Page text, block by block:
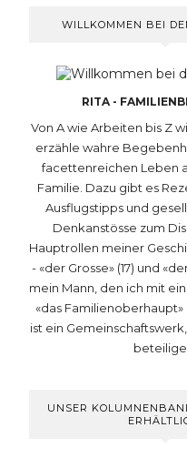
WILLKOMMEN BEI
RITA -
Von A wie Arbeiten bis Z
erzähle wahre
facettenreichen Leben
Familie. Dazu gibt es
Ausflugstipps und
Denkanstösse zum
Hauptrollen meiner
- «der Grosse» (17) und
mein Mann, den ich mit
«das
ist ein
UNSER